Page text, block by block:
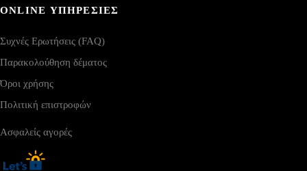
ONLINE ΥΠΗΡΕΣΙΕΣ
Συχνές Ερωτήσεις (FAQ)
Παρακολούθηση δέματος
Όροι χρήσης
Πολιτική επιστροφών
Ασφαλείς αγορές